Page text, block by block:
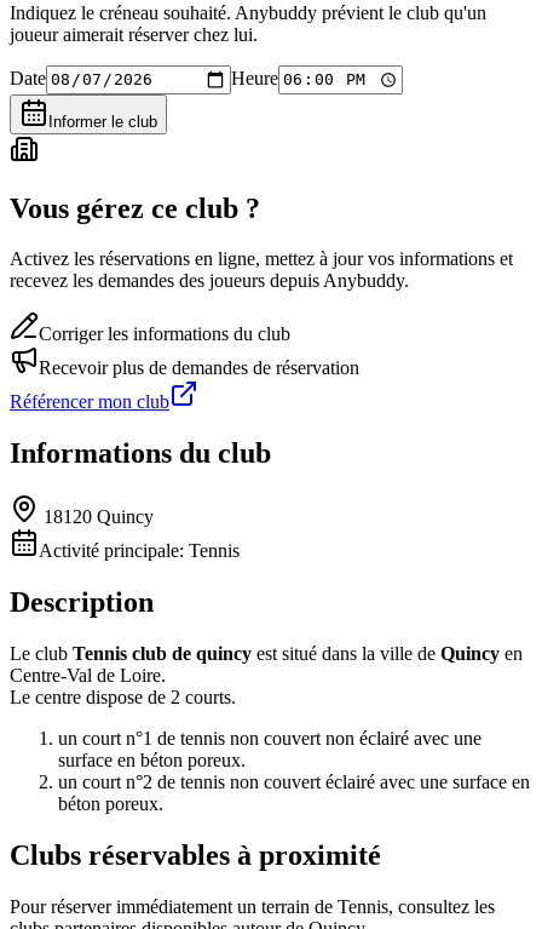
Indiquez le créneau souhaité. Anybuddy prévient le club qu'un
joueur aimerait réserver chez lui.
Date Heure
Informer le club
Vous gérez ce club ?
Activez les réservations en ligne, mettez à jour vos informations et
recevez les demandes des joueurs depuis Anybuddy.
Corriger les informations du club
Recevoir plus de demandes de réservation
Référencer mon club
Informations du club
18120 Quincy
Activité principale: Tennis
Description
Le club Tennis club de quincy est situé dans la ville de Quincy en
Centre-Val de Loire.
Le centre dispose de 2 courts.
un court n°1 de tennis non couvert non éclairé avec une
surface en béton poreux.
un court n°2 de tennis non couvert éclairé avec une surface en
béton poreux.
Clubs réservables à proximité
Pour réserver immédiatement un terrain de Tennis, consultez les